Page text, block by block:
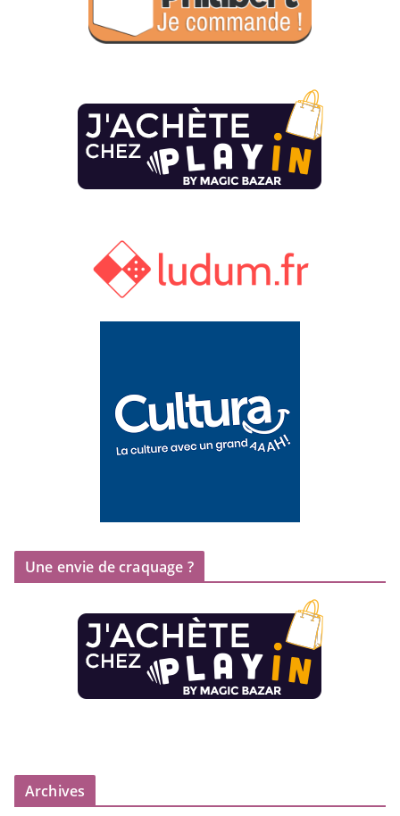
Une envie de craquage ?
Archives